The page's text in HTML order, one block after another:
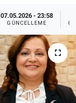
07.05.2026 - 23:58
GÜNCELLEME